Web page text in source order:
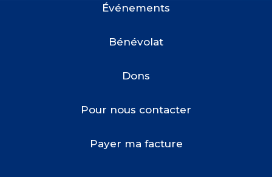
Événements
Bénévolat
Dons
Pour nous contacter
Payer ma facture